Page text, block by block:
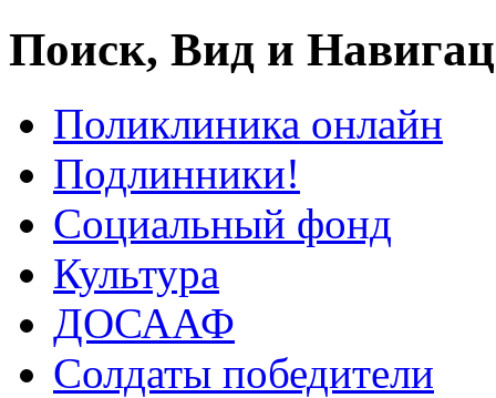
Поиск, Вид и
Поликлиника онлайн
Подлинники!
Социальный фонд
Культура
ДОСААФ
Солдаты победители